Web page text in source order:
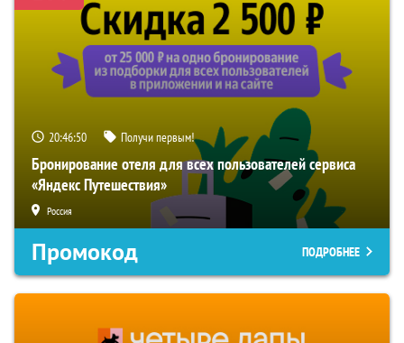
20:46:49 Получи первым!
Бронирование отеля для всех пользователей сервиса
«Яндекс Путешествия»
Россия
Промокод ПОДРОБНЕЕ